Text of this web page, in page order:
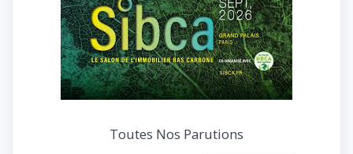
Toutes Nos Parutions